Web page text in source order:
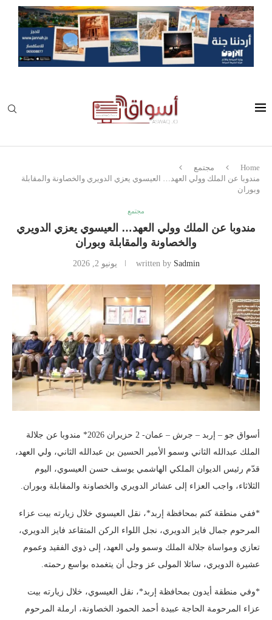
Home
مجتمع
مندوبا عن الملك وولي العهد… العيسوي يعزي الدويري والخصاونة والمقابلة
وبوران
مجتمع
مندوبا عن الملك وولي العهد… العيسوي يعزي الدويري
والخصاونة والمقابلة وبوران
written by Sadmin يونيو 2, 2026
أسواق جو – إربد – جرش – عمان- 2 حزيران 2026* مندوبا عن جلالة
الملك عبدالله الثاني وسمو الأمير الحسين بن عبدالله الثاني، ولي العهد،
قدّم رئيس الديوان الملكي الهاشمي يوسف حسن العيسوي، اليوم
الثلاثاء، واجب العزاء إلى عشائر الدويري والخصاونة والمقابلة وبوران.
*ففي منطقة كتم بمحافظة إربد*، نقل العيسوي خلال زيارته بيت عزاء
المرحوم جمال فايز الدويري، نجل اللواء الركن المتقاعد فايز الدويري،
تعازي ومواساة جلالة الملك وسمو ولي العهد، إلى ذوي الفقيد وعموم
عشيرة الدويري، سائلا المولى عز وجل أن يتغمده بواسع رحمته.
*وفي منطقة أيدون بمحافظة إربد*، نقل العيسوي، خلال زيارته بيت
عزاء المرحومة الحاجة عبيدة أحمد الحمود الخصاونة، ارملة المرحوم